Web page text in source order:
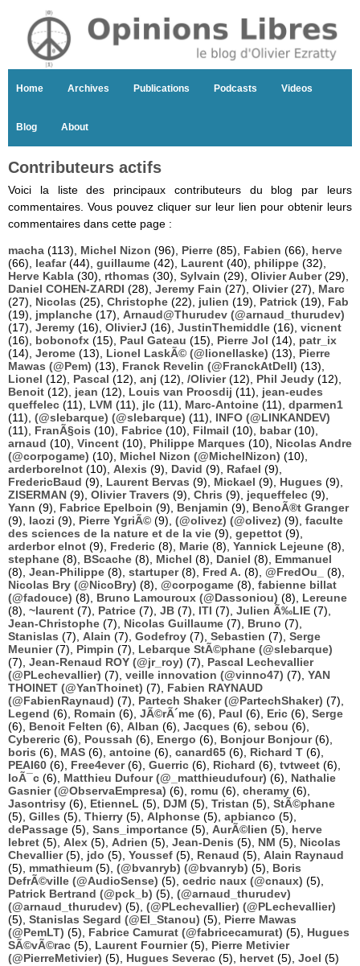
Home Archives Publications Podcasts Videos
Blog About
Contributeurs actifs
Voici la liste des principaux contributeurs du blog par leurs
commentaires. Vous pouvez cliquer sur leur lien pour obtenir leurs
commentaires dans cette page :
macha (113), Michel Nizon (96), Pierre (85), Fabien (66), herve
(66), leafar(44), guillaume (42), Laurent (40), philippe (32),
Herve Kabla (30), rthomas (30), Sylvain (29), Olivier Auber(29),
Daniel COHEN-ZARDI (28), Jeremy Fain (27), Olivier(27), Marc
(27), Nicolas (25), Christophe (22), julien (19), Patrick (19), Fab
(19), jmplanche (17), Arnaud@Thurudev (@arnaud_thurudev)
(17), Jeremy (16), OlivierJ (16), JustinThemiddle (16), vicnent
(16), bobonofx (15), Paul Gateau (15), Pierre Jol (14), patr_ix
(14), Jerome (13), Lionel LaskÃ© (@lionellaske) (13), Pierre
Mawas (@Pem) (13), Franck Revelin (@FranckAtDell) (13),
Lionel (12), Pascal (12), anj (12), /Olivier(12), Phil Jeudy (12),
Benoit (12), jean (12), Louis van Proosdij (11), jean-eudes
queffelec (11), LVM (11), jlc (11), Marc-Antoine (11), dparmen1
(11), (@slebarque) (@slebarque) (11), INFO (@LINKANDEV)
(11), FranÃ§ois (10), Fabrice (10), Filmail (10), babar(10),
arnaud (10), Vincent (10), Philippe Marques (10), Nicolas Andre
(@corpogame) (10), Michel Nizon (@MichelNizon) (10),
arderborelnot (10), Alexis (9), David (9), Rafael (9),
FredericBaud (9), Laurent Bervas (9), Mickael (9), Hugues (9),
ZISERMAN (9), Olivier Travers (9), Chris (9), jequeffelec (9),
Yann (9), Fabrice Epelboin (9), Benjamin (9), BenoÃ®t Granger
(9), laozi (9), Pierre YgriÃ© (9), (@olivez) (@olivez) (9), faculte
des sciences de la nature et de la vie (9), gepettot (9),
arderbor elnot (9), Frederic (8), Marie (8), Yannick Lejeune (8),
stephane (8), BScache (8), Michel (8), Daniel (8), Emmanuel
(8), Jean-Philippe (8), startuper(8), Fred A. (8), @FredOu_
(8),
Nicolas Bry (@NicoBry) (8), @corpogame (8), fabienne billat
(@fadouce) (8), Bruno Lamouroux (@Dassoniou) (8), Lereune
(8), ~laurent (7), Patrice (7), JB (7), ITI (7), Julien Ã‰LIE (7),
Jean-Christophe (7), Nicolas Guillaume (7), Bruno (7),
Stanislas (7), Alain (7), Godefroy (7), Sebastien (7), Serge
Meunier(7), Pimpin (7), Lebarque StÃ©phane (@slebarque)
(7), Jean-Renaud ROY (@jr_roy) (7), Pascal Lechevallier
(@PLechevallier) (7), veille innovation (@vinno47) (7), YAN
THOINET (@YanThoinet) (7), Fabien RAYNAUD
(@FabienRaynaud) (7), Partech Shaker (@PartechShaker) (7),
Legend (6), Romain (6), JÃ©rÃ´me (6), Paul (6), Eric (6), Serge
(6), Benoit Felten (6), Alban (6), Jacques (6), sebou (6),
Cybereric (6), Poussah (6), Energo (6), Bonjour Bonjour(6),
boris (6), MAS (6), antoine (6), canard65 (6), Richard T (6),
PEAI60 (6), Free4ever(6), Guerric (6), Richard (6), tvtweet (6),
loÃ¯c (6), Matthieu Dufour (@_matthieudufour) (6), Nathalie
Gasnier (@ObservaEmpresa) (6), romu (6), cheramy (6),
Jasontrisy (6), EtienneL (5), DJM (5), Tristan (5), StÃ©phane
(5), Gilles (5), Thierry (5), Alphonse (5), apbianco (5),
dePassage (5), Sans_importance (5), AurÃ©lien (5), herve
lebret (5), Alex (5), Adrien (5), Jean-Denis (5), NM (5), Nicolas
Chevallier(5), jdo (5), Youssef (5), Renaud (5), Alain Raynaud
(5), mmathieum (5), (@bvanryb) (@bvanryb) (5), Boris
DefrÃ©ville (@AudioSense) (5), cedric naux (@cnaux) (5),
Patrick Bertrand (@pck_b) (5), (@arnaud_thurudev)
(@arnaud_thurudev) (5), (@PLechevallier) (@PLechevallier)
(5), Stanislas Segard (@El_Stanou) (5), Pierre Mawas
(@PemLT) (5), Fabrice Camurat (@fabricecamurat) (5), Hugues
SÃ©vÃ©rac (5), Laurent Fournier(5), Pierre Metivier
(@PierreMetivier) (5), Hugues Severac (5), hervet (5), Joel (5)